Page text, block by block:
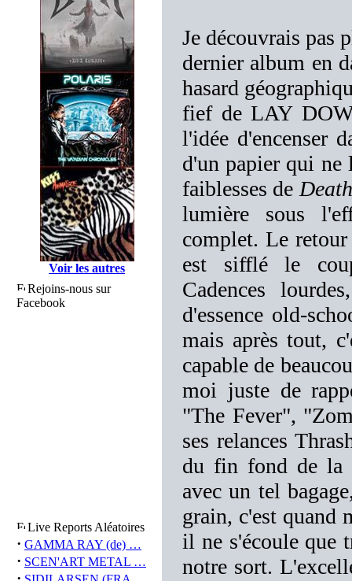
Voir les autres
Rejoins-nous sur
Facebook
Live Reports Aléatoires
· GAMMA RAY (de) …
· SCEN'ART METAL …
Je découvrais pas
dernier album en
hasard
fief de LAY
l'idée d'encenser
d'un papier qui ne
faiblesses de
lumière sous
complet. Le
est sifflé le
Cadences
d'essence old-
mais après tout,
capable de
moi juste de
"The Fever",
ses relances
du fin fond de la
avec un tel
grain, c'est quand
il ne s'écoule que
notre sort.